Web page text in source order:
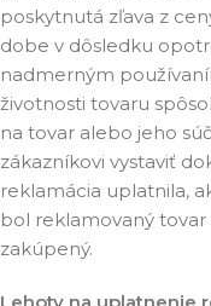
poskytnutá zľava z
dobe v dôsledku
nadmerným
životnosti tovaru
na tovar alebo jeho
zákazníkovi vystaviť
reklamácia uplatnila,
bol reklamovaný tovar
zakúpený.